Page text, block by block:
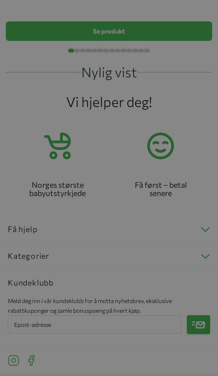
Se produkt
Nylig vist
Vi hjelper deg!
Norges største
babyutstyrkjede
Få først – betal
senere
Få hjelp
Kategorier
Kundeklubb
Meld deg inn i vår kundeklubb for å motta nyhetsbrev, eksklusive
rabattkuponger og samle bonuspoeng på hvert kjøp.
Meld
See our Instagram
See our Facebook